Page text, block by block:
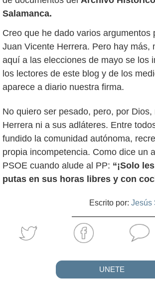
Salamanca.
Creo que he dado varios argumentos
Juan Vicente Herrera. Pero hay más,
aquí a las elecciones de mayo se los
los lectores de este blog y de los
aparece a diario nuestra firma.
No quiero ser pesado, pero, por Dios,
Herrera ni a sus adláteres. Entre
fundido la comunidad autónoma,
propia incompetencia. Como dice un
PSOE cuando alude al PP: “¡Solo
putas en sus horas libres y con
Escrito por: Jesús
UNETE